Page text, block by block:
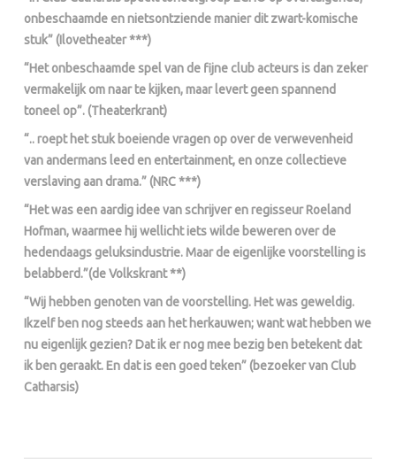
onbeschaamde en nietsontziende manier dit zwart-komische
stuk” (Ilovetheater ***)
“Het onbeschaamde spel van de fijne club acteurs is dan zeker
vermakelijk om naar te kijken, maar levert geen spannend
toneel op”. (Theaterkrant)
“.. roept het stuk boeiende vragen op over de verwevenheid
van andermans leed en entertainment, en onze collectieve
verslaving aan drama.” (NRC ***)
“Het was een aardig idee van schrijver en regisseur Roeland
Hofman, waarmee hij wellicht iets wilde beweren over de
hedendaags geluksindustrie. Maar de eigenlijke voorstelling is
belabberd.”(de Volkskrant **)
“Wij hebben genoten van de voorstelling. Het was geweldig.
Ikzelf ben nog steeds aan het herkauwen; want wat hebben we
nu eigenlijk gezien? Dat ik er nog mee bezig ben betekent dat
ik ben geraakt. En dat is een goed teken” (bezoeker van Club
Catharsis)